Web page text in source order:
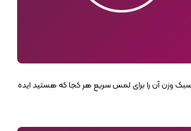
وزن آن را برای لمس سریع هر کجا که هستید ایده